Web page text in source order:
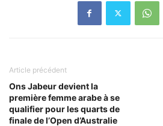
Article précédent
Ons Jabeur devient la
première femme arabe à se
qualifier pour les quarts de
finale de l’Open d’Australie